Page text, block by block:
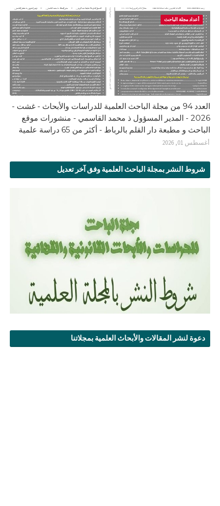
أعداد مجلة الباحث
العدد 94 من مجلة الباحث العلمية للدراسات والأبحاث - غشت -
2026 - المدير المسؤول ذ محمد القاسمي - منشورات موقع
الباحث و مطبعة دار القلم بالرباط - أكثر من 65 دراسة علمية
أغسطس 01, 2026
شروط النشر بمجلة الباحث العلمية وفق آخر تعديل
دعوة لنشر المقالات والأبحاث العلمية بمجلاتنا